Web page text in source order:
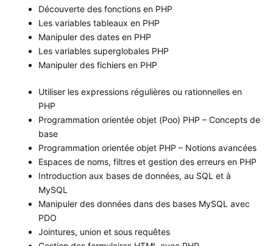
Découverte des fonctions en PHP
Les variables tableaux en PHP
Manipuler des dates en PHP
Les variables superglobales PHP
Manipuler des fichiers en PHP
Utiliser les expressions régulières ou rationnelles en
PHP
Programmation orientée objet (Poo) PHP – Concepts de
base
Programmation orientée objet PHP – Notions avancées
Espaces de noms, filtres et gestion des erreurs en PHP
Introduction aux bases de données, au SQL et à
MySQL
Manipuler des données dans des bases MySQL avec
PDO
Jointures, union et sous requêtes